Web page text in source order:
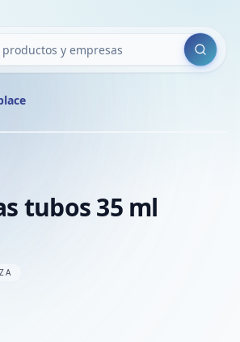
Buscar
tubos 35 ml